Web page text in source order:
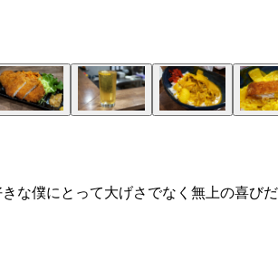
な僕にとって大げさでなく無上の喜びだ